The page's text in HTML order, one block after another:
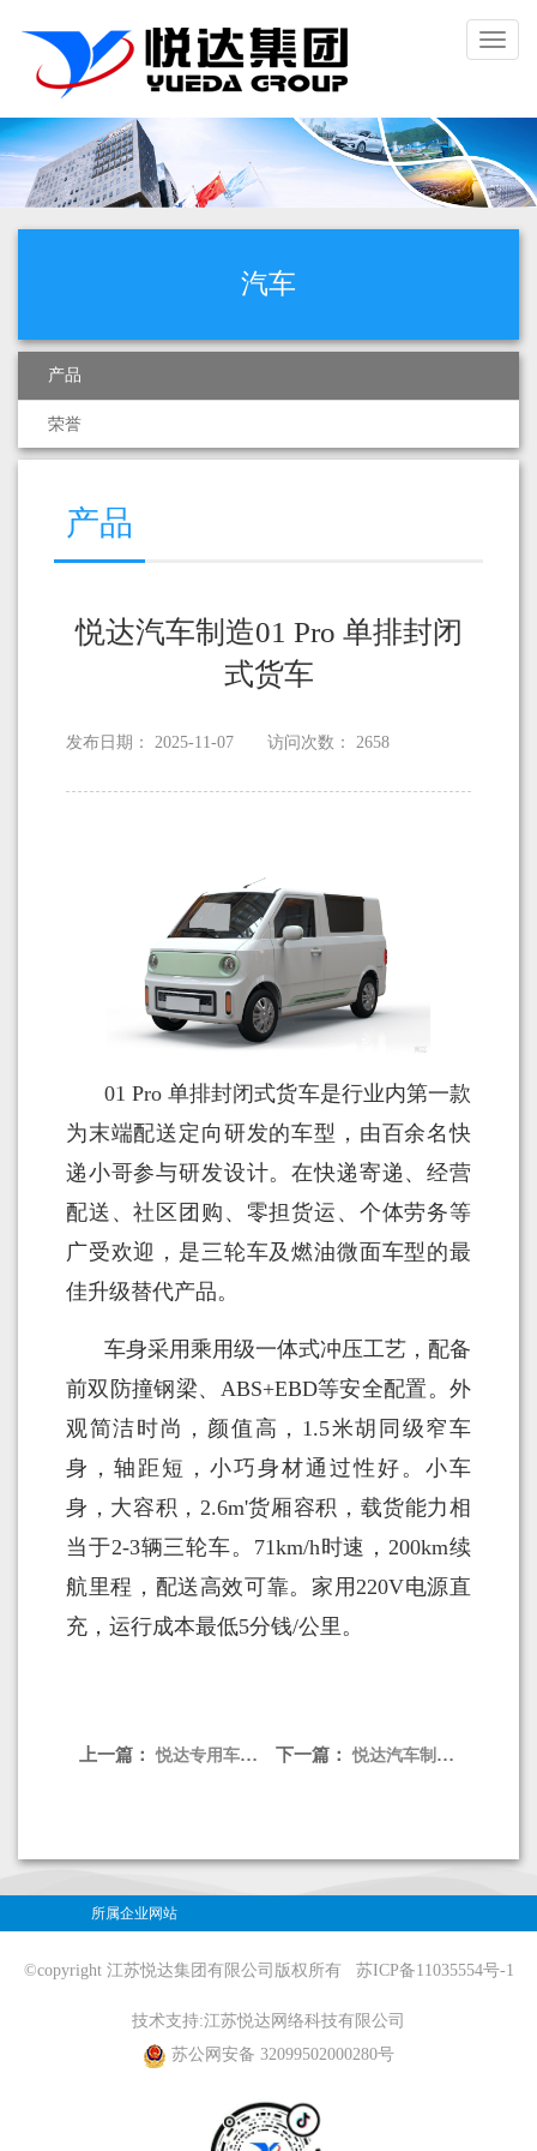
Toggle
汽车
产品
荣誉
产品
悦达汽车制造01 Pro 单排封闭
式货车
发布日期： 2025-11-07 访问次数： 2658
01 Pro 单排封闭式货车是行业内第一款
为末端配送定向研发的车型，由百余名快
递小哥参与研发设计。在快递寄递、经营
配送、社区团购、零担货运、个体劳务等
广受欢迎，是三轮车及燃油微面车型的最
佳升级替代产品。
车身采用乘用级一体式冲压工艺，配备
前双防撞钢梁、ABS+EBD等安全配置。外
观简洁时尚，颜值高，1.5米胡同级窄车
身，轴距短，小巧身材通过性好。小车
身，大容积，2.6m'货厢容积，载货能力相
当于2-3辆三轮车。71km/h时速，200km续
航里程，配送高效可靠。家用220V电源直
充，运行成本最低5分钱/公里。
上一篇：悦达专用车高压清洗车 下一篇：悦达汽车制造X7 plus单排厢式货车
所属企业网站
©copyright 江苏悦达集团有限公司版权所有 苏ICP备11035554号-1
技术支持:江苏悦达网络科技有限公司
苏公网安备 32099502000280号